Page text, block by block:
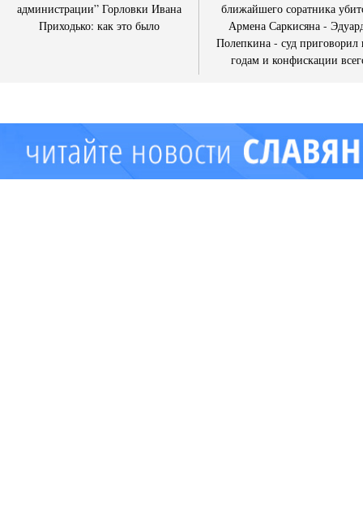
администрации” Горловки Ивана
Приходько: как это было
ближайшего соратника
Армена Саркисяна -
Полепкина - суд приговорил
годам и конфискации